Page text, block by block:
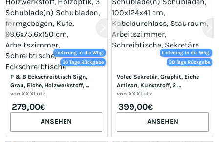
Lieferung in die Whg.
30 Tage Rückgabe
P & B Eckschreibtisch Sign,
Grau, Eiche, Holzwerkstoff,
Holzoptik, 3 Schublade(n)
99.6x75.6x150 cm,
Arbeitszimmer, Schreibtische,
von XXXLutz
279,00€
ANSEHEN
Lieferung in die Whg.
30 Tage Rückgabe
Voleo Sekretär, Graphit, Eiche
Artisan, Kunststoff, 2
Schublade(n) Schubladen,
Stauraum, Arbeitszimmer,
Schreibtische, Sekretäre
von XXXLutz
399,00€
ANSEHEN